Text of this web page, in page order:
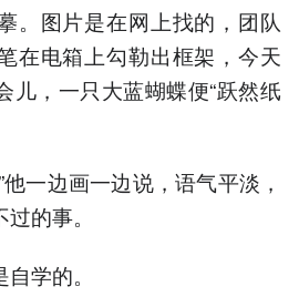
。图片是在网上找的，团队
在电箱上勾勒出框架，今天
儿，一只大蓝蝴蝶便“跃然纸
一边画一边说，语气平淡，
的事。
学的。